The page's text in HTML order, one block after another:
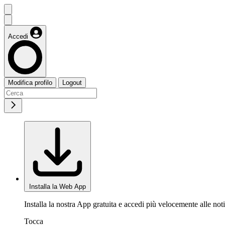
Accedi
Modifica profilo Logout
Installa la Web App
Installa la nostra App gratuita e accedi più velocemente alle
Tocca